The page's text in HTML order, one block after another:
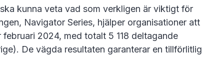
kunna veta vad som verkligen är viktigt för
Navigator Series, hjälper organisationer att
2024, med totalt 5 118 deltagande
De vägda resultaten garanterar en tillförlitlig